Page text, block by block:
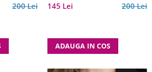
200 Lei 200 Lei
145 Lei
ADAUGA IN COS